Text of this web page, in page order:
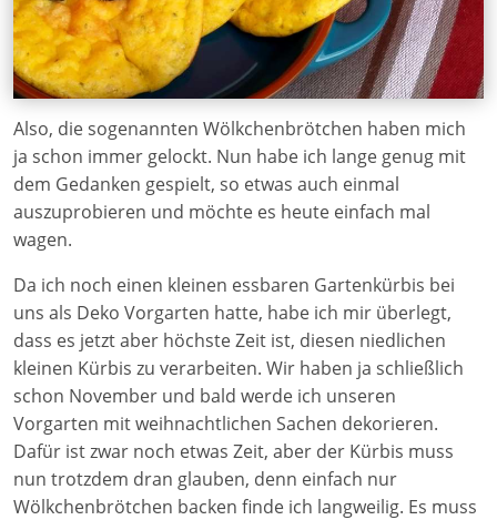
Also, die sogenannten Wölkchenbrötchen haben mich
ja schon immer gelockt. Nun habe ich lange genug mit
dem Gedanken gespielt, so etwas auch einmal
auszuprobieren und möchte es heute einfach mal
wagen.
Da ich noch einen kleinen essbaren Gartenkürbis bei
uns als Deko Vorgarten hatte, habe ich mir überlegt,
dass es jetzt aber höchste Zeit ist, diesen niedlichen
kleinen Kürbis zu verarbeiten. Wir haben ja schließlich
schon November und bald werde ich unseren
Vorgarten mit weihnachtlichen Sachen dekorieren.
Dafür ist zwar noch etwas Zeit, aber der Kürbis muss
nun trotzdem dran glauben, denn einfach nur
Wölkchenbrötchen backen finde ich langweilig. Es muss